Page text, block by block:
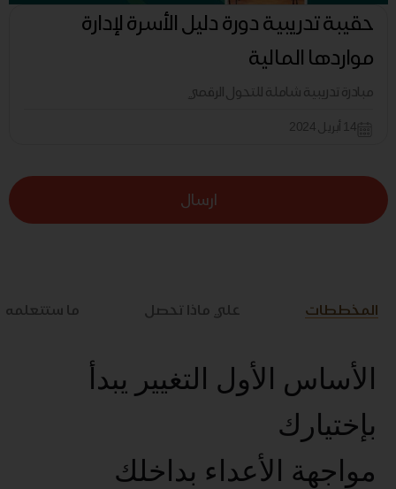
حقيبة تدريبية دورة دليل الأسرة لإدارة
مواردها المالية
مبادرة تدريبية شاملة للتحول الرقمي
14 أبريل 2024
ارسال
المخططات علي ماذا تحصل ما ستتعلمه
الأساس الأول التغيير يبدأ
بإختيارك
مواجهة الأعداء بداخلك